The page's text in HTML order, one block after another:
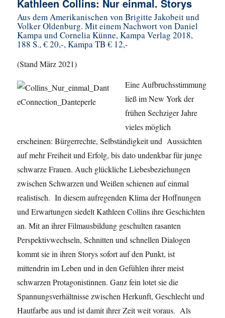
Kathleen Collins: Nur einmal. Storys
Aus dem Amerikanischen von Brigitte Jakobeit und
Volker Oldenburg. Mit einem Nachwort von Daniel
Kampa und Cornelia Künne, Kampa Verlag 2018,
188 S., € 20,-, Kampa TB € 12,-
(Stand März 2021)
Eine Aufbruchsstimmung
ließ im New York der
frühen Sechziger Jahre
vieles möglich
erscheinen: Bürgerrechte, Selbständigkeit und Aussichten
auf mehr Freiheit und Erfolg, bis dato undenkbar für junge
schwarze Frauen. Auch glückliche Liebesbeziehungen
zwischen Schwarzen und Weißen schienen auf einmal
realistisch. In diesem aufregenden Klima der Hoffnungen
und Erwartungen siedelt Kathleen Collins ihre Geschichten
an. Mit an ihrer Filmausbildung geschulten rasanten
Perspektivwechseln, Schnitten und schnellen Dialogen
kommt sie in ihren Storys sofort auf den Punkt, ist
mittendrin im Leben und in den Gefühlen ihrer meist
schwarzen Protagonistinnen. Ganz fein lotet sie die
Spannungsverhältnisse zwischen Herkunft, Geschlecht und
Hautfarbe aus und ist damit ihrer Zeit weit voraus. Als